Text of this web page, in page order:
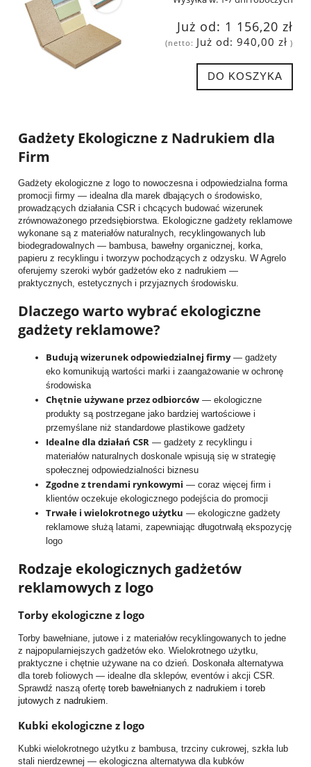
Już od: 1 156,20 zł
(netto: Już od: 940,00 zł )
DO KOSZYKA
Gadżety Ekologiczne z Nadrukiem dla
Firm
Gadżety ekologiczne z logo to nowoczesna i odpowiedzialna forma
promocji firmy — idealna dla marek dbających o środowisko,
prowadzących działania CSR i chcących budować wizerunek
zrównoważonego przedsiębiorstwa. Ekologiczne gadżety reklamowe
wykonane są z materiałów naturalnych, recyklingowanych lub
biodegradowalnych — bambusa, bawełny organicznej, korka,
papieru z recyklingu i tworzyw pochodzących z odzysku. W Agrelo
oferujemy szeroki wybór gadżetów eko z nadrukiem —
praktycznych, estetycznych i przyjaznych środowisku.
Dlaczego warto wybrać ekologiczne
gadżety reklamowe?
Budują wizerunek odpowiedzialnej firmy— gadżety
eko komunikują wartości marki i zaangażowanie w ochronę
środowiska
Chętnie używane przez odbiorców — ekologiczne
produkty są postrzegane jako bardziej wartościowe i
przemyślane niż standardowe plastikowe gadżety
Idealne dla działań CSR — gadżety z recyklingu i
materiałów naturalnych doskonale wpisują się w strategię
społecznej odpowiedzialności biznesu
Zgodne z trendami rynkowymi — coraz więcej firm i
klientów oczekuje ekologicznego podejścia do promocji
Trwałe i wielokrotnego użytku — ekologiczne gadżety
reklamowe służą latami, zapewniając długotrwałą ekspozycję
logo
Rodzaje ekologicznych gadżetów
reklamowych z logo
Torby ekologiczne z logo
Torby bawełniane, jutowe i z materiałów recyklingowanych to jedne
z najpopularniejszych gadżetów eko. Wielokrotnego użytku,
praktyczne i chętnie używane na co dzień. Doskonała alternatywa
dla toreb foliowych — idealne dla sklepów, eventów i akcji CSR.
Sprawdź naszą ofertę toreb bawełnianych z nadrukiem i toreb
jutowych z nadrukiem.
Kubki ekologiczne z logo
Kubki wielokrotnego użytku z bambusa, trzciny cukrowej, szkła lub
stali nierdzewnej — ekologiczna alternatywa dla kubków